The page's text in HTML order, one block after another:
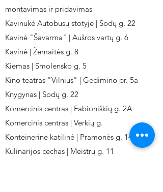
montavimas ir pridavimas
Kavinukė Autobusų stotyje | Sodų g. 22
Kavinė "Šavarma" | Aušros vartų g. 6
Kavinė | Žemaitės g. 8
Kiemas | Smolensko g. 5
Kino teatras "Vilnius" | Gedimino pr. 5a
Knygynas | Sodų g. 22
Komercinis centras | Fabioniškių g. 2A
Komercinis centras | Verkių g.
Konteinerinė katilinė | Pramonės g. 141
Kulinarijos cechas | Meistrų g. 11